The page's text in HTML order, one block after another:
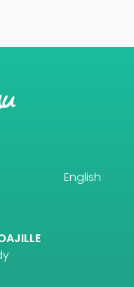
English